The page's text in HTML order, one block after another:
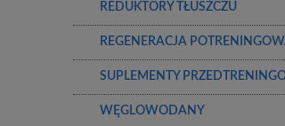
REDUKTORY TŁUSZCZU
REGENERACJA
SUPLEMENTY
WĘGLOWODANY